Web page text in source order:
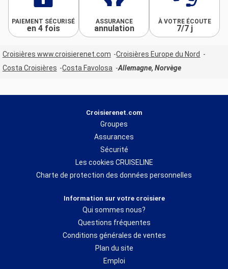
PAIEMENT SÉCURISÉ
en 4 fois
ASSURANCE
annulation
À VOTRE ÉCOUTE
7/7 j
Croisières www.croisierenet.com
Croisières Europe du Nord
Costa Croisières
Costa Favolosa Allemagne, Norvège
Croisierenet.com
Groupes
Assurances
Sécurité
Les cookies CRUISELINE
Charte de protection des données personnelles
Information sur votre croisiere
Qui sommes nous?
Questions fréquentes
Conditions générales de ventes
Plan du site
Emploi